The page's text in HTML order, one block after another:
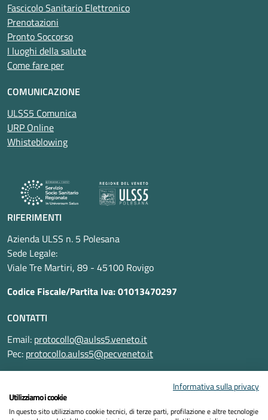
Fascicolo Sanitario Elettronico
Prenotazioni
Pronto Soccorso
I luoghi della salute
Come fare per
COMUNICAZIONE
ULSS5 Comunica
URP Online
Whisteblowing
RIFERIMENTI
Azienda ULSS n. 5 Polesana
Sede Legale:
Viale Tre Martiri, 89 - 45100 Rovigo
Codice Fiscale/Partita Iva: 01013470297
CONTATTI
Email: protocollo@aulss5.veneto.it
Pec: protocollo.aulss5@pecveneto.it
Informativa sulla privacy
Utilizziamo i cookie
In questo sito utilizziamo cookie tecnici, di terze parti, profilazione e altre tecnologie